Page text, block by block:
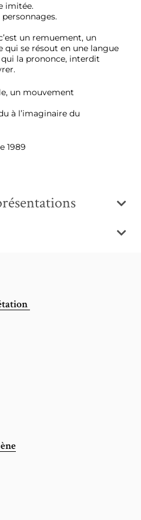
imitée.
personnages.
un remuement, un
qui se résout en une langue
la prononce, interdit
un mouvement
à l’imaginaire du
1989